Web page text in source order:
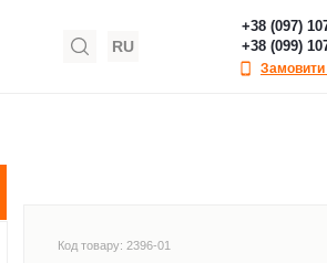
RU
+38 (097)
+38 (099)
Замовити
Код товару: 2396-01